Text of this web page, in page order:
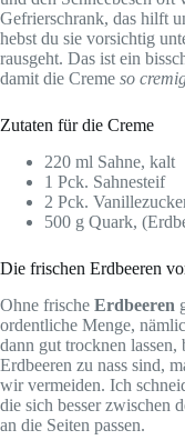
Gefrierschrank, das hilft
hebst du sie vorsichtig
rausgeht. Das ist ein
damit die Creme so
Zutaten für die Creme
220 ml Sahne, kalt
1 Pck. Sahnesteif
2 Pck.
500 g Quark,
Die frischen Erdbeeren
Ohne frische Erdbeeren
ordentliche Menge,
dann gut trocknen
Erdbeeren zu nass sind,
wir vermeiden. Ich
die sich besser zwischen
an die Seiten passen.